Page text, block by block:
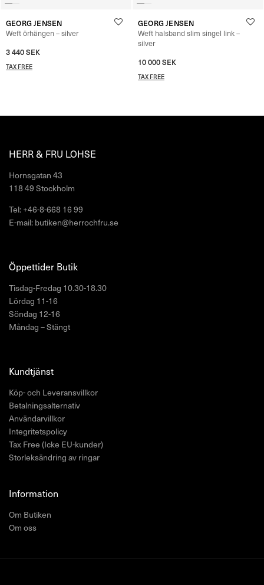
GEORG JENSEN
Weft örhängen – silver
3 440SEK
TAX FREE
GEORG JENSEN
Weft halsband slim singel link –
silver
10 000SEK
TAX FREE
HERR & FRU LOHSE
Hornsgatan 43
118 49 Stockholm
Tel: +46-8-668 16 99
E-mail: butiken@herrochfru.se
Öppettider Butik
Tisdag-Fredag 10.30-18.30
Lördag 11-16
Söndag 12-16
Måndag – Stängt
Kundtjänst
Köp- och Leveransvillkor
Betalningsalternativ
Användarvillkor
Integritetspolicy
Tax Free (Icke EU-kunder)
Storleksändring av ringar
Information
Om Butiken
Om oss